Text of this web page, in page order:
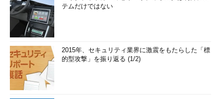
テムだけではない
2015年、セキュリティ業界に激震をもたらした「標
的型攻撃」を振り返る (1/2)